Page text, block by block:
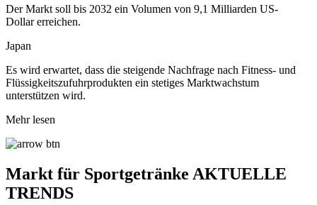
Der Markt soll bis 2032 ein Volumen von 9,1 Milliarden US-
Dollar erreichen.
Japan
Es wird erwartet, dass die steigende Nachfrage nach Fitness- und
Flüssigkeitszufuhrprodukten ein stetiges Marktwachstum
unterstützen wird.
Mehr lesen
Markt für Sportgetränke AKTUELLE
TRENDS